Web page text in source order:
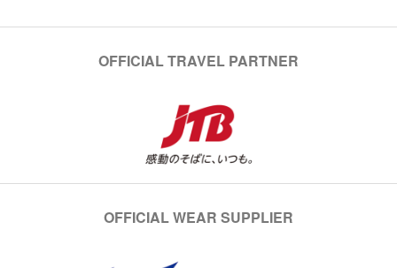
OFFICIAL TRAVEL PARTNER
OFFICIAL WEAR SUPPLIER